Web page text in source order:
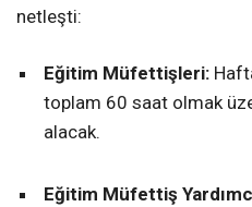
netleşti:
Eğitim Müfettişleri:
toplam 60 saat olmak
alacak.
Eğitim Müfettiş